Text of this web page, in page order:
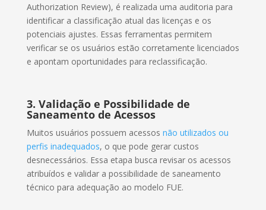
Authorization Review), é realizada uma auditoria para
identificar a classificação atual das licenças e os
potenciais ajustes. Essas ferramentas permitem
verificar se os usuários estão corretamente licenciados
e apontam oportunidades para reclassificação.
3. Validação e Possibilidade de
Saneamento de Acessos
Muitos usuários possuem acessos não utilizados ou
perfis inadequados, o que pode gerar custos
desnecessários. Essa etapa busca revisar os acessos
atribuídos e validar a possibilidade de saneamento
técnico para adequação ao modelo FUE.